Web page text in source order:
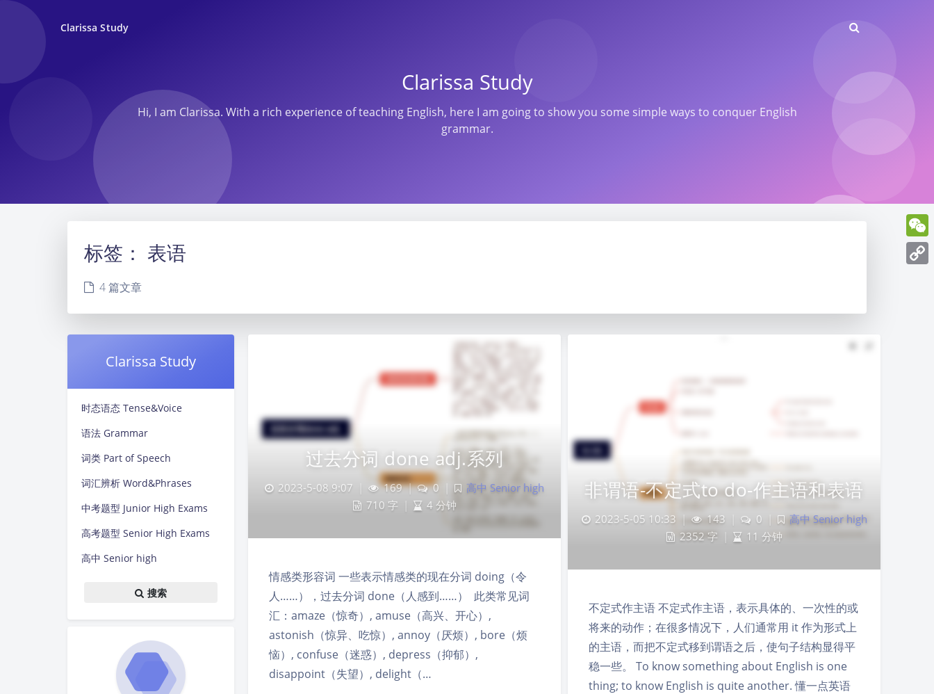
Clarissa Study
Clarissa Study
Hi, I am Clarissa. With a rich experience of teaching English, here I am going to show you some simple ways to conquer English
grammar.
标签： 表语
4 篇文章
Clarissa Study
时态语态 Tense&Voice
语法 Grammar
词类 Part of Speech
词汇辨析 Word&Phrases
中考题型 Junior High Exams
高考题型 Senior High Exams
高中 Senior high
搜索
过去分词 done adj.系列
2023-5-08 9:07 169 | 0
高中 Senior high
710 字
4 分钟
情感类形容词 一些表示情感类的现在分词 doing（令
人……），过去分词 done（人感到……） 此类常见词
汇：amaze（惊奇）, amuse（高兴、开心）,
astonish（惊异、吃惊）, annoy（厌烦）, bore（烦
恼）, confuse（迷惑）, depress（抑郁）,
disappoint（失望）, delight（…
非谓语-不定式to do-作主语和表语
2023-5-05 10:33 143 0
高中 Senior high
2352 字
11 分钟
不定式作主语 不定式作主语，表示具体的、一次性的或
将来的动作；在很多情况下，人们通常用 it 作为形式上
的主语，而把不定式移到谓语之后，使句子结构显得平
稳一些。 To know something about English is one
thing; to know English is quite another. 懂一点英语